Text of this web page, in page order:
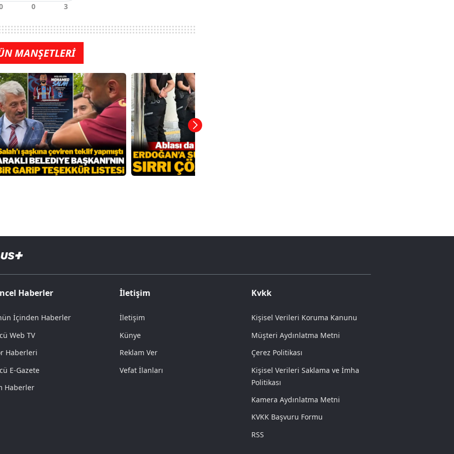
MANŞETLERİ
Haberler
İçinden Haberler
Web TV
Haberleri
E-Gazete
Haberler
İletişim
İletişim
Künye
Reklam Ver
Vefat İlanları
Kvkk
Kişisel Verileri Koruma Kanunu
Müşteri Aydınlatma Metni
Çerez Politikası
Kişisel Verileri Saklama ve İmha
Politikası
Kamera Aydınlatma Metni
KVKK Başvuru Formu
RSS